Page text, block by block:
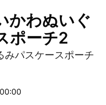
かわぬいぐ
ポーチ2
みパスケースポーチ